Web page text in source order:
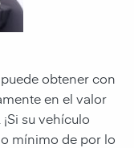
obtener con
en el valor
su vehículo
mínimo de por lo